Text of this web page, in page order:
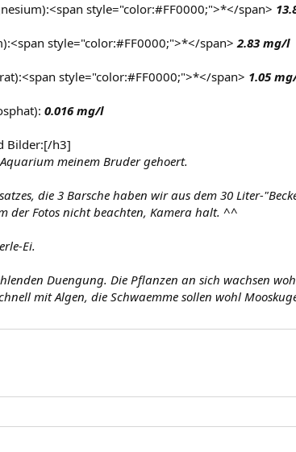
style="color:#FF0000;">*</span>
style="color:#FF0000;">*</span> 2.83 mg/l
style="color:#FF0000;">*</span> 1.05
0.016 mg/l
Bilder:[/h3]
meinem Bruder gehoert.
die 3 Barsche haben wir aus dem 30 Liter-
der Fotos nicht beachten, Kamera halt. ^^
Ei.
Duengung. Die Pflanzen an sich wachsen
mit Algen, die Schwaemme sollen wohl